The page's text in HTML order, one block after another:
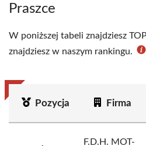
Praszce
W poniższej tabeli znajdziesz
znajdziesz w naszym rankingu.
Pozycja Firma
F.D.H. MOT-